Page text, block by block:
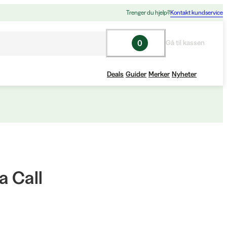
Trenger du hjelp?Kontakt kundservice
0 Gå til kassen
Deals Guider Merker Nyheter
Call